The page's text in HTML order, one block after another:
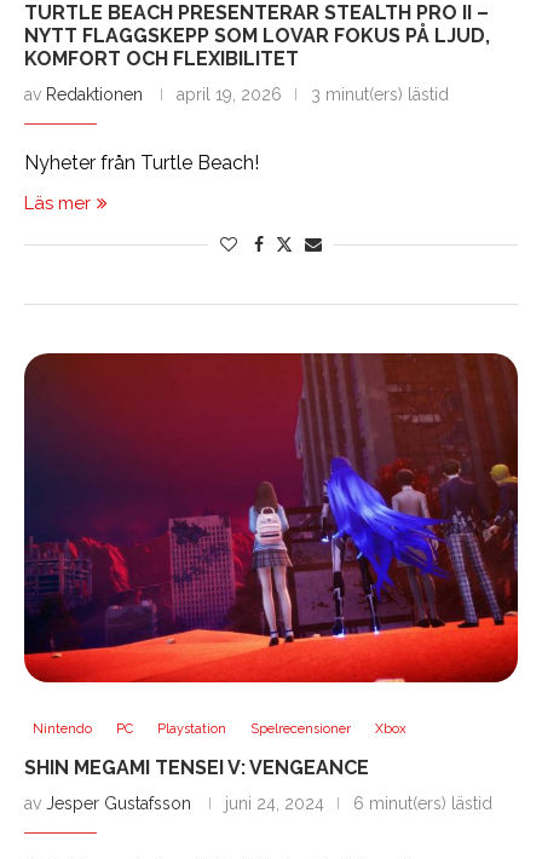
TURTLE BEACH PRESENTERAR STEALTH PRO II –
NYTT FLAGGSKEPP SOM LOVAR FOKUS PÅ LJUD,
KOMFORT OCH FLEXIBILITET
av Redaktionen april 19, 2026 3 minut(ers) lästid
Nyheter från Turtle Beach!
Läs mer
Nintendo PC Playstation Spelrecensioner Xbox
SHIN MEGAMI TENSEI V: VENGEANCE
av Jesper Gustafsson juni 24, 2024 6 minut(ers) lästid